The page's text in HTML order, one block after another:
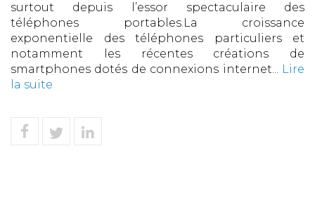
surtout depuis l’essor spectaculaire des
téléphones portables.La croissance
exponentielle des téléphones particuliers et
notamment les récentes créations de
smartphones dotés de connexions internet... Lire
la suite